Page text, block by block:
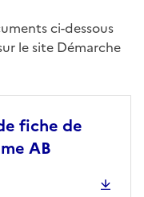
ci-dessous
le site Démarche
fiche de
AB